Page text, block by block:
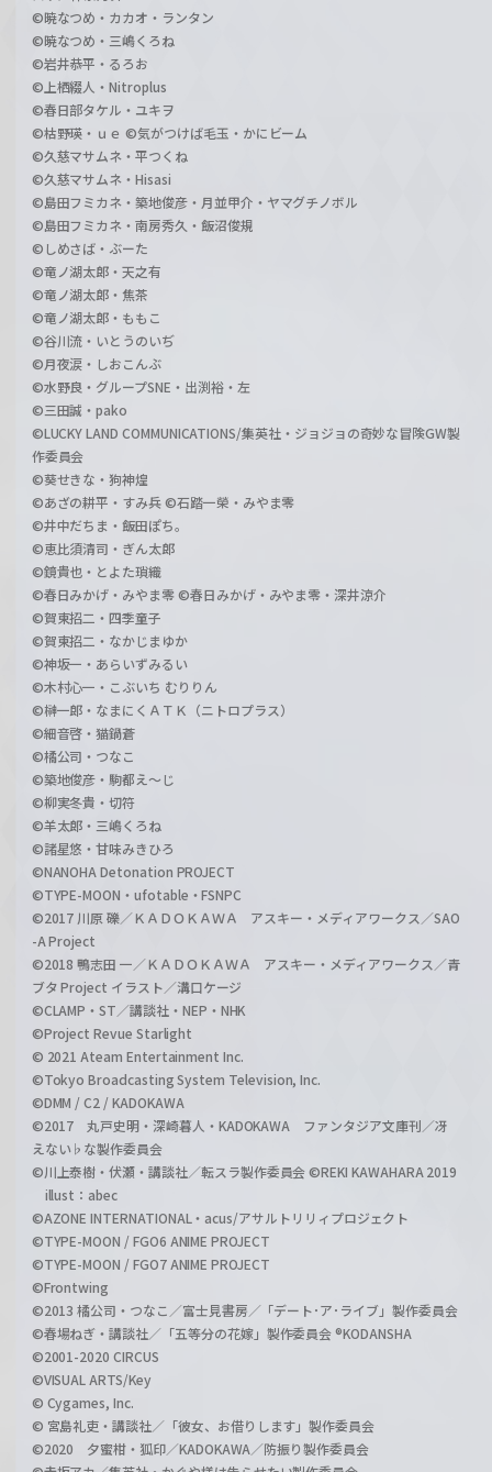
©暁なつめ・カカオ・ランタン
©暁なつめ・三嶋くろね
©岩井恭平・るろお
©上栖綴人・Nitroplus
©春日部タケル・ユキヲ
©枯野瑛・ｕｅ ©気がつけば毛玉・かにビーム
©久慈マサムネ・平つくね
©久慈マサムネ・Hisasi
©島田フミカネ・築地俊彦・月並甲介・ヤマグチノボル
©島田フミカネ・南房秀久・飯沼俊規
©しめさば・ぶーた
©竜ノ湖太郎・天之有
©竜ノ湖太郎・焦茶
©竜ノ湖太郎・ももこ
©谷川流・いとうのいぢ
©月夜涙・しおこんぶ
©水野良・グループSNE・出渕裕・左
©三田誠・pako
©LUCKY LAND COMMUNICATIONS/集英社・ジョジョの奇妙な冒険GW製
作委員会
©葵せきな・狗神煌
©あざの耕平・すみ兵 ©石踏一榮・みやま零
©井中だちま・飯田ぽち。
©恵比須清司・ぎん太郎
©鏡貴也・とよた瑣織
©春日みかげ・みやま零 ©春日みかげ・みやま零・深井涼介
©賀東招二・四季童子
©賀東招二・なかじまゆか
©神坂一・あらいずみるい
©木村心一・こぶいち むりりん
©榊一郎・なまにくＡＴＫ（ニトロプラス）
©細音啓・猫鍋蒼
©橘公司・つなこ
©築地俊彦・駒都え～じ
©柳実冬貴・切符
©羊太郎・三嶋くろね
©諸星悠・甘味みきひろ
©NANOHA Detonation PROJECT
©TYPE-MOON・ufotable・FSNPC
©2017 川原 礫／ＫＡＤＯＫＡＷＡ アスキー・メディアワークス／SAO
-A Project
©2018 鴨志田 一／ＫＡＤＯＫＡＷＡ アスキー・メディアワークス／青
ブタ Project イラスト／溝口ケージ
©CLAMP・ST／講談社・NEP・NHK
©Project Revue Starlight
© 2021 Ateam Entertainment Inc.
©Tokyo Broadcasting System Television, Inc.
©DMM / C2 / KADOKAWA
©2017 丸戸史明・深崎暮人・KADOKAWA ファンタジア文庫刊／冴
えない♭な製作委員会
©川上泰樹・伏瀬・講談社／転スラ製作委員会 ©REKI KAWAHARA 2019
illust：abec
©AZONE INTERNATIONAL・acus/アサルトリリィプロジェクト
©TYPE-MOON / FGO6 ANIME PROJECT
©TYPE-MOON / FGO7 ANIME PROJECT
©Frontwing
©2013 橘公司・つなこ／富士見書房／「デート･ア･ライブ」製作委員会
©春場ねぎ・講談社／「五等分の花嫁」製作委員会 ®KODANSHA
©2001-2020 CIRCUS
©VISUAL ARTS/Key
© Cygames, Inc.
© 宮島礼吏・講談社／「彼女、お借りします」製作委員会
©2020 夕蜜柑・狐印／KADOKAWA／防振り製作委員会